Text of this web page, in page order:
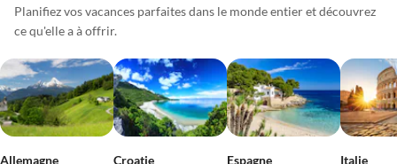
Planifiez vos vacances parfaites dans le monde entier et découvrez
ce qu'elle a à offrir.
Allemagne Croatie Espagne Italie